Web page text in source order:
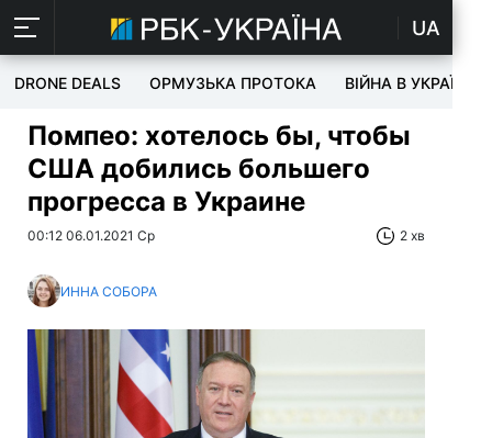
UA
DRONE DEALS ОРМУЗЬКА ПРОТОКА ВІЙНА В УКРАЇНІ
Помпео: хотелось бы, чтобы
США добились большего
прогресса в Украине
00:12 06.01.2021 Ср 2 хв
ИННА СОБОРА